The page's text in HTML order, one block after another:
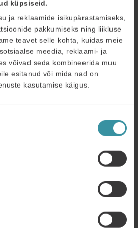
küpsiseid.
ja reklaamide isikupärastamiseks,
pakkumiseks ning liikluse
teavet selle kohta, kuidas meie
meedia, reklaami- ja
võivad seda kombineerida muu
esitanud või mida nad on
kasutamise käigus.
uuringutes on täheldatud, et
suuresti ostuprotsessi. Seetõttu
emotsionaalselt intelligentne
ostjad ennast tunnevad.
suudab luua positiivse
ostjal ostuprotsessis ennast
elab hea meelega ostja
siis ostja saab hea tunde. Head
ehk lahti mõtestamine
rohkem tähelepanu nõudev osa.